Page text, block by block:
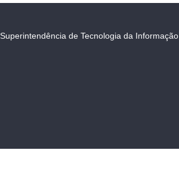
Superintendência de Tecnologia da Informação